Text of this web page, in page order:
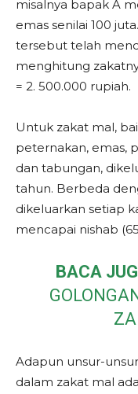
misalnya bapak A
emas senilai 100
tersebut telah
menghitung
= 2. 500.000 rupiah.
Untuk zakat mal,
peternakan, emas,
dan tabungan,
tahun. Berbeda
dikeluarkan setiap
mencapai nishab
BACA
Adapun unsur-
dalam zakat mal